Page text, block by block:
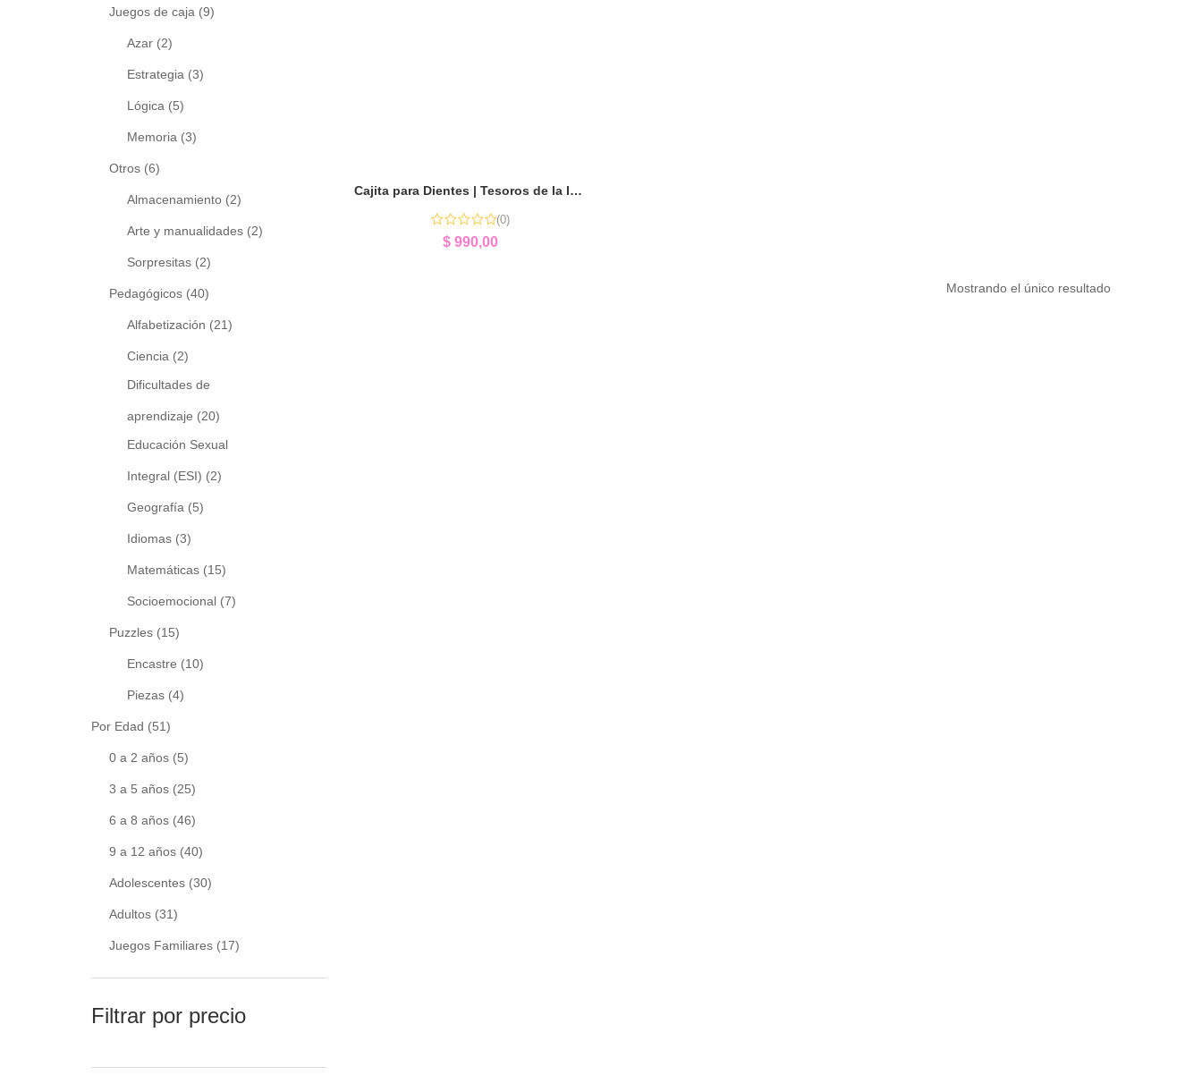
Juegos de caja (9)
Azar (2)
Estrategia (3)
Lógica (5)
Memoria (3)
Otros (6)
Almacenamiento (2)
Arte y manualidades (2)
Sorpresitas (2)
Pedagógicos (40)
Alfabetización (21)
Ciencia (2)
Dificultades de
aprendizaje (20)
Educación Sexual
Integral (ESI) (2)
Geografía (5)
Idiomas (3)
Matemáticas (15)
Socioemocional (7)
Puzzles (15)
Encastre (10)
Piezas (4)
Por Edad (51)
0 a 2 años (5)
3 a 5 años (25)
6 a 8 años (46)
9 a 12 años (40)
Adolescentes (30)
Adultos (31)
Juegos Familiares (17)
Filtrar por precio
Cajita para Dientes | Tesoros de la Infancia
(0)
$990,00
Mostrando el único resultado